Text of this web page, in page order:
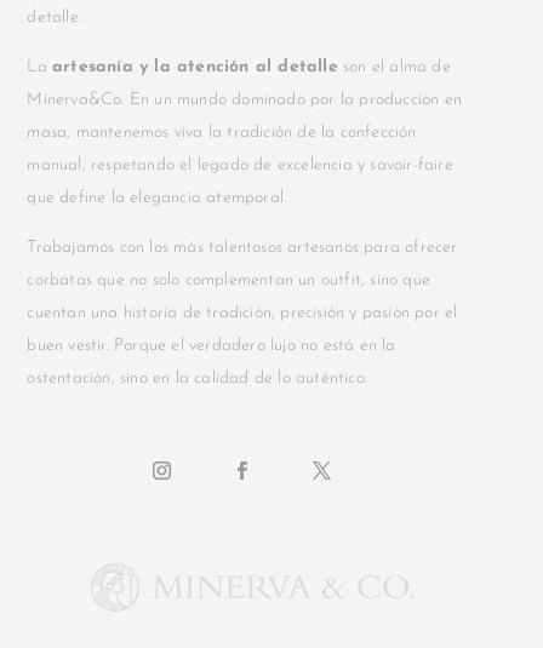
detalle.
La artesanía y la atención al detalle son el alma de
Minerva&Co. En un mundo dominado por la producción en
masa, mantenemos viva la tradición de la confección
manual, respetando el legado de excelencia y savoir-faire
que define la elegancia atemporal.
Trabajamos con los más talentosos artesanos para ofrecer
corbatas que no solo complementan un outfit, sino que
cuentan una historia de tradición, precisión y pasión por el
buen vestir. Porque el verdadero lujo no está en la
ostentación, sino en la calidad de lo auténtico.